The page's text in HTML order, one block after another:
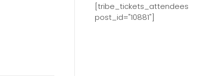
[tribe_tickets_attendees
post_id="10881"]